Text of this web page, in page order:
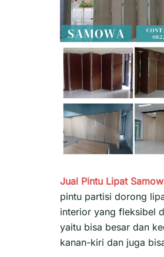
Jual Pintu Lipat
pintu partisi dorong
interior yang fleksibel
yaitu bisa besar dan
kanan-kiri dan juga